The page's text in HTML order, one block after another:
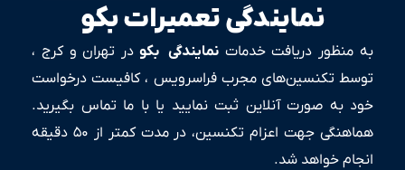
نمایندگی تعمیرات بکو
به منظور دریافت خدماتنمایندگی بکو در تهران و کرج ،
توسط تکنسین‌های مجرب فراسرویس ، کافیست درخواست
خود به صورت آنلاین ثبت نمایید یا با ما تماس بگیرید.
هماهنگی جهت اعزام تکنسین، در مدت کمتر از ۵۰ دقیقه
انجام خواهد شد.